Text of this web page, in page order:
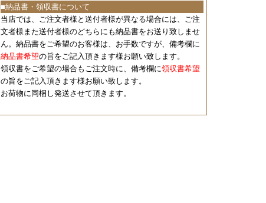
■納品書・領収書について
当店では、ご注文者様と送付者様が異なる場合には、 ご注
文者様また送付者様のどちらにも納品書をお送り致しませ
ん。納品書をご希望のお客様は、お手数ですが、備考欄に
納品書希望の旨をご記入頂きます様お願い致します。
領収書をご希望の場合もご注文時に、備考欄に領収書希望
の旨をご記入頂きます様お願い致します。
お荷物に同梱し発送させて頂きます。